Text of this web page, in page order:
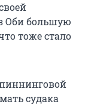
Оби большую
тоже стало
судака